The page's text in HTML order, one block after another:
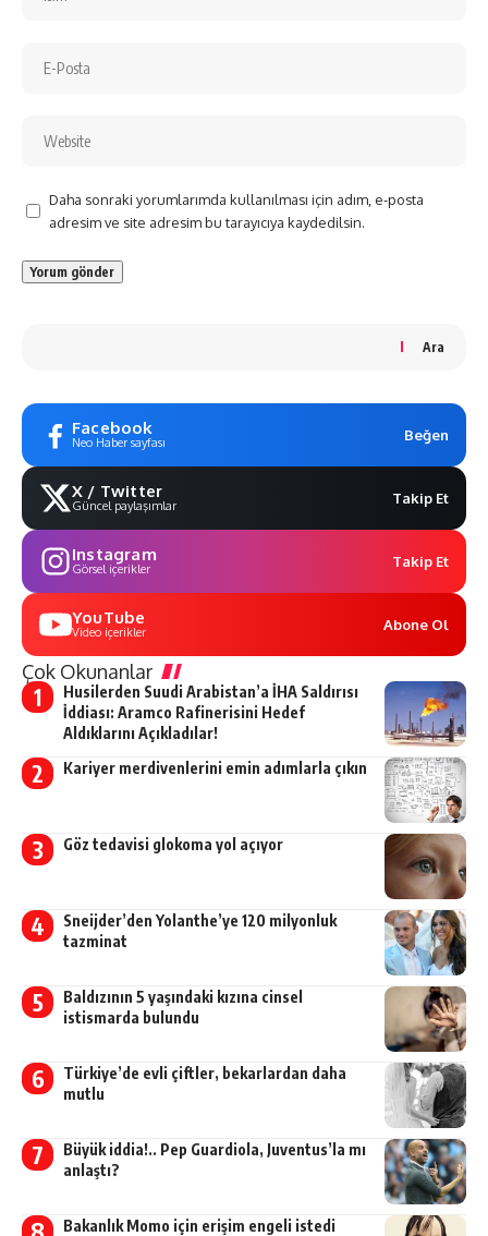
Daha sonraki yorumlarımda kullanılması için adım, e-posta
adresim ve site adresim bu tarayıcıya kaydedilsin.
Ara
Facebook
Neo Haber sayfası Beğen
X / Twitter
Güncel paylaşımlar Takip Et
Instagram
Görsel içerikler Takip Et
YouTube
Video içerikler Abone Ol
Çok Okunanlar
Husilerden Suudi Arabistan’a İHA Saldırısı
İddiası: Aramco Rafinerisini Hedef
Aldıklarını Açıkladılar!
Kariyer merdivenlerini emin adımlarla çıkın
Göz tedavisi glokoma yol açıyor
Sneijder’den Yolanthe’ye 120 milyonluk
tazminat
Baldızının 5 yaşındaki kızına cinsel
istismarda bulundu
Türkiye’de evli çiftler, bekarlardan daha
mutlu
Büyük iddia!.. Pep Guardiola, Juventus’la mı
anlaştı?
Bakanlık Momo için erişim engeli istedi